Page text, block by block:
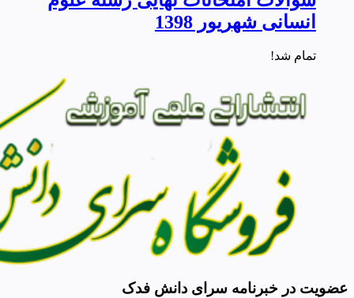
انسانی شهریور 1398
تمام شد!
عضویت در خبرنامه سرای دانش فدک